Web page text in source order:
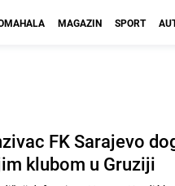
MAGAZIN SPORT
FK Sarajevo
klubom u Gruziji